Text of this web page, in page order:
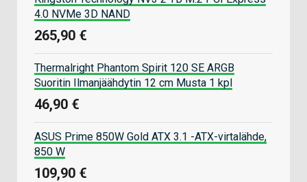
4.0 NVMe 3D NAND
265,90 €
Thermalright Phantom Spirit 120 SE ARGB
Suoritin Ilmanjäähdytin 12 cm Musta 1 kpl
46,90 €
ASUS Prime 850W Gold ATX 3.1 -ATX-virtalähde,
850 W
109,90 €